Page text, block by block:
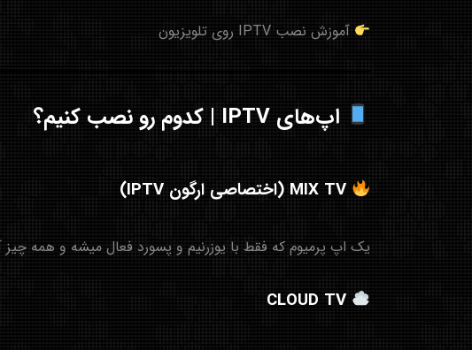
آموزش نصب IPTV روی تلویزیون
اپ‌های IPTV | کدوم رو نصب کنیم؟
MIX TV (اختصاصی ارگون IPTV)
یک اپ پرمیوم که فقط با یوزرنیم و پسورد فعال میشه و همه
CLOUD TV